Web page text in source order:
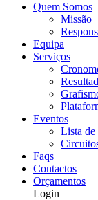
Quem Somos
Missão
Equipa
Serviços
Eventos
Lista de
Faqs
Contactos
Orçamentos
Login